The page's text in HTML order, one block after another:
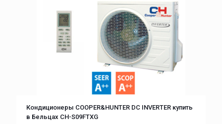
Кондиционеры COOPER&HUNTER DC INVERTER купить
в Бельцах CH-S09FTXG